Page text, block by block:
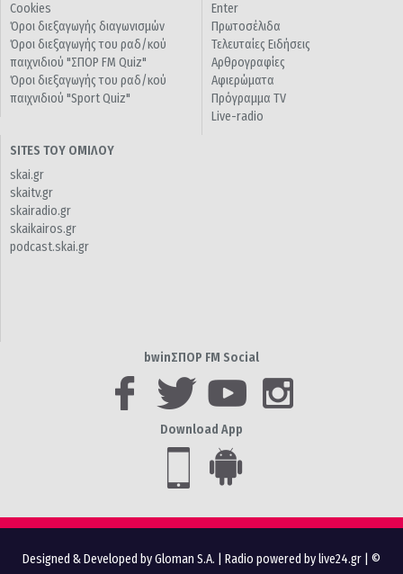
Cookies
Όροι διεξαγωγής διαγωνισμών
Όροι διεξαγωγής του ραδ/κού
παιχνιδιού "ΣΠΟΡ FM Quiz"
Όροι διεξαγωγής του ραδ/κού
παιχνιδιού "Sport Quiz"
Enter
Πρωτοσέλιδα
Τελευταίες Ειδήσεις
Αρθρογραφίες
Αφιερώματα
Πρόγραμμα TV
Live-radio
SITES ΤΟΥ ΟΜΙΛΟΥ
skai.gr
skaitv.gr
skairadio.gr
skaikairos.gr
podcast.skai.gr
bwinΣΠΟΡ FM Social
Download App
Designed & Developed by Gloman S.A. Radio powered by live24.gr | ©